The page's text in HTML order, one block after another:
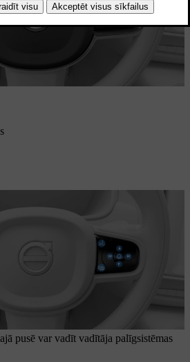
pusē var vadīt vadītāja palīgsistēmas